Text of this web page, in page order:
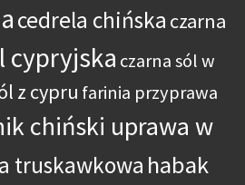
cedrela chińska czarna
cypryjska czarna sól w
z cypru farinia przyprawa
chiński uprawa w
truskawkowa habak